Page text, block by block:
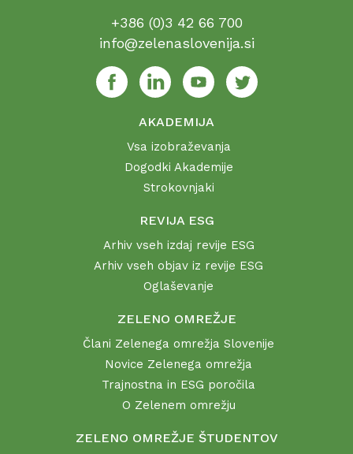
+386 (0)3 42 66 700
info@zelenaslovenija.si
AKADEMIJA
Vsa izobraževanja
Dogodki Akademije
Strokovnjaki
REVIJA ESG
Arhiv vseh izdaj revije ESG
Arhiv vseh objav iz revije ESG
Oglaševanje
ZELENO OMREŽJE
Člani Zelenega omrežja Slovenije
Novice Zelenega omrežja
Trajnostna in ESG poročila
O Zelenem omrežju
ZELENO OMREŽJE ŠTUDENTOV